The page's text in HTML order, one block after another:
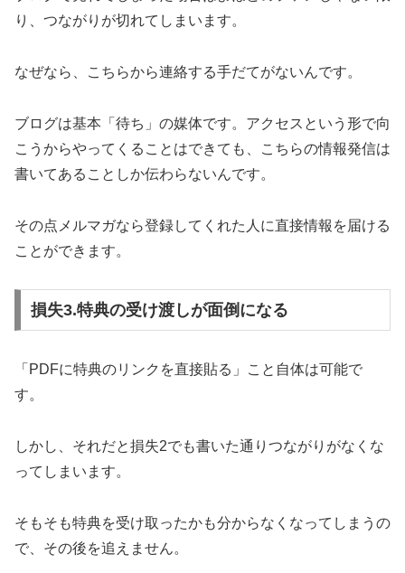
り、つながりが切れてしまいます。
なぜなら、こちらから連絡する手だてがないんです。
ブログは基本「待ち」の媒体です。アクセスという形で向
こうからやってくることはできても、こちらの情報発信は
書いてあることしか伝わらないんです。
その点メルマガなら登録してくれた人に直接情報を届ける
ことができます。
損失3.特典の受け渡しが面倒になる
「PDFに特典のリンクを直接貼る」こと自体は可能で
す。
しかし、それだと損失2でも書いた通りつながりがなくな
ってしまいます。
そもそも特典を受け取ったかも分からなくなってしまうの
で、その後を追えません。